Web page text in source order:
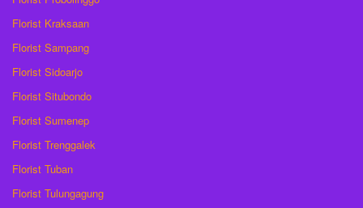
Florist Kraksaan
Florist Sampang
Florist Sidoarjo
Florist Situbondo
Florist Sumenep
Florist Trenggalek
Florist Tuban
Florist Tulungagung